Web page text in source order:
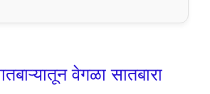
वेगळा सातबारा